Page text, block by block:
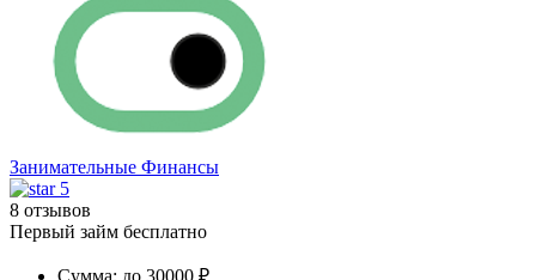
Занимательные Финансы
5
8 отзывов
Первый займ бесплатно
Сумма: до 30000 ₽